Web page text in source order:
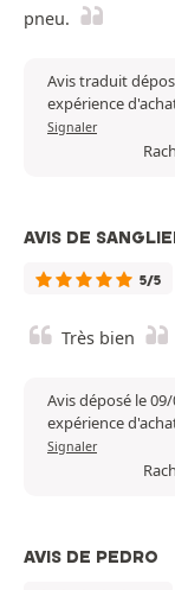
pneu.
Avis traduit
expérience
Signaler
AVIS DE
5/5
Très bien
Avis déposé le
expérience
Signaler
AVIS DE PEDRO